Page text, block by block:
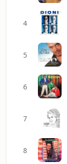
4
5
6
7
8